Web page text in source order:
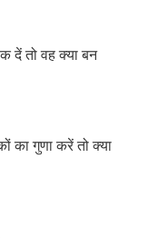
दें तो वह क्या बन
का गुणा करें तो क्या